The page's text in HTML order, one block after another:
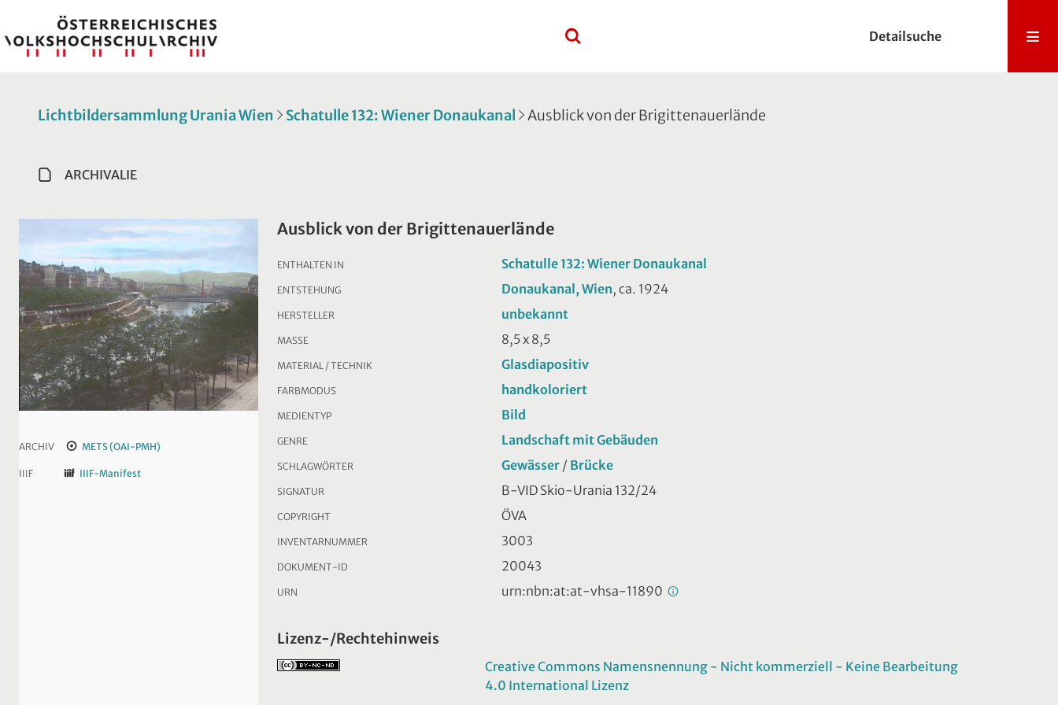
Detailsuche
Lichtbildersammlung Urania Wien Schatulle 132: Wiener Donaukanal Ausblick von der Brigittenauerlände
ARCHIVALIE
ARCHIV METS (OAI-PMH)
IIIF IIIF-Manifest
Ausblick von der Brigittenauerlände
ENTHALTEN IN Schatulle 132: Wiener Donaukanal
ENTSTEHUNG Donaukanal, Wien, ca. 1924
HERSTELLER unbekannt
MASSE 8,5 x 8,5
MATERIAL / TECHNIK Glasdiapositiv
FARBMODUS handkoloriert
MEDIENTYP Bild
GENRE Landschaft mit Gebäuden
SCHLAGWÖRTER Gewässer / Brücke
SIGNATUR B-VID Skio-Urania 132/24
COPYRIGHT ÖVA
INVENTARNUMMER 3003
DOKUMENT-ID 20043
URN urn:nbn:at:at-vhsa-11890
Lizenz-/Rechtehinweis
Creative Commons Namensnennung - Nicht kommerziell - Keine Bearbeitung
4.0 International Lizenz